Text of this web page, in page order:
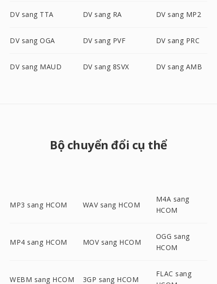
DV sang TTA DV sang RA DV sang MP2
DV sang OGA DV sang PVF DV sang PRC
DV sang MAUD DV sang 8SVX DV sang AMB
Bộ chuyển đổi cụ thể
MP3 sang HCOM WAV sang HCOM
M4A sang
HCOM
MP4 sang HCOM MOV sang HCOM
OGG sang
HCOM
WEBM sang HCOM 3GP sang HCOM
FLAC sang